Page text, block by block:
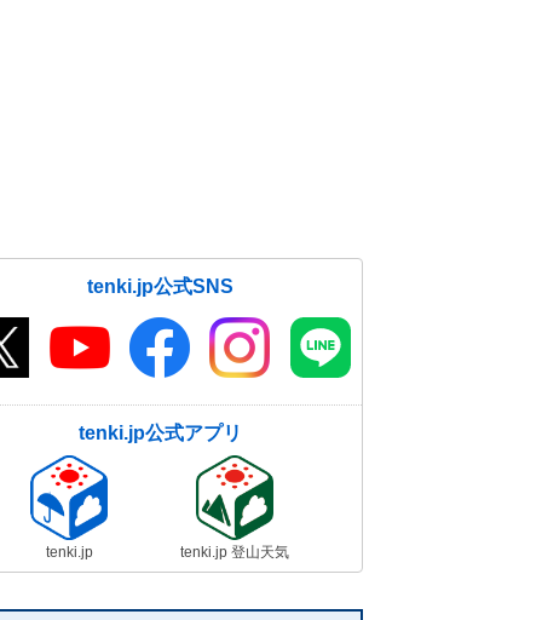
tenki.jp公式SNS
tenki.jp公式アプリ
tenki.jp tenki.jp 登山天気